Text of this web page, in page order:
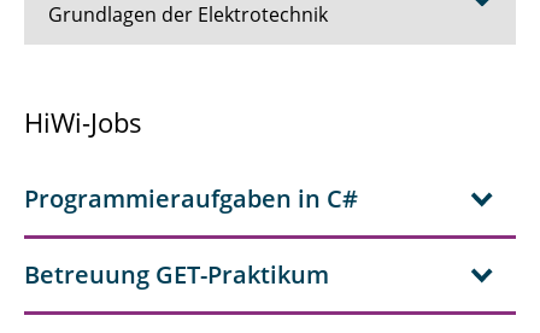
Grundlagen der Elektrotechnik
Auszeichnungen & Preise
Publikationen
HiWi-Jobs
Programmieraufgaben in C#
Betreuung GET-Praktikum